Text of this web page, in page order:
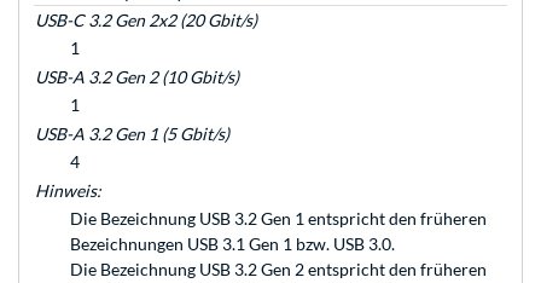
USB-C 3.2 Gen 2x2 (20 Gbit/s)
1
USB-A 3.2 Gen 2 (10 Gbit/s)
1
USB-A 3.2 Gen 1 (5 Gbit/s)
4
Hinweis:
Die Bezeichnung USB 3.2 Gen 1 entspricht den früheren
Bezeichnungen USB 3.1 Gen 1 bzw. USB 3.0.
Die Bezeichnung USB 3.2 Gen 2 entspricht den früheren